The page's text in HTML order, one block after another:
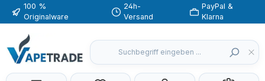
Zum Hauptinhalt springen
100 %
Originalware
24h-
Versand
PayPal &
Klarna